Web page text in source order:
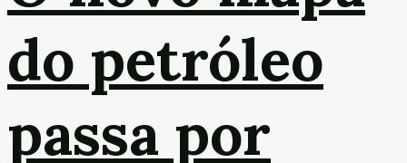
do petróleo
passa por